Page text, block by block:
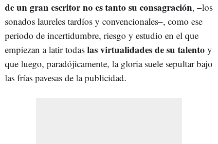
de un gran escritor no es tanto su consagración, –los
sonados laureles tardíos y convencionales–, como ese
periodo de incertidumbre, riesgo y estudio en el que
empiezan a latir todas las virtualidades de su talento y
que luego, paradójicamente, la gloria suele sepultar bajo
las frías pavesas de la publicidad.